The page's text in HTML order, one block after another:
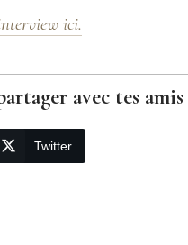
ici.
avec tes amis
Twitter